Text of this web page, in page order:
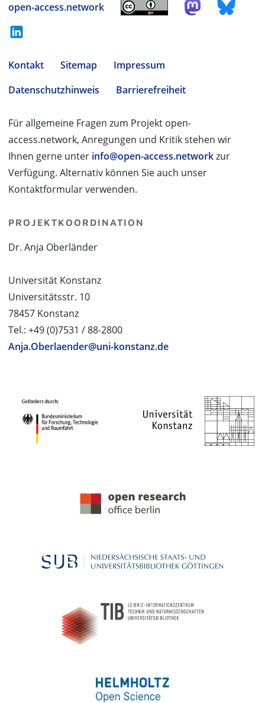
open-access.network
Kontakt Sitemap
Impressum
Datenschutzhinweis
Barrierefreiheit
Für allgemeine Fragen zum Projekt open-
access.network, Anregungen und Kritik stehen wir
Ihnen gerne unter info@open-access.networkzur
Verfügung. Alternativ können Sie auch unser
Kontaktformular verwenden.
PROJEKTKOORDINATION
Dr. Anja Oberländer
Universität Konstanz
Universitätsstr. 10
78457 Konstanz
Tel.: +49 (0)7531 / 88-2800
Anja.Oberlaender@uni-konstanz.de